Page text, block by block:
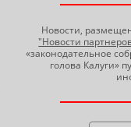
Новости,
"Новости
«законодательное
голова Калуги»